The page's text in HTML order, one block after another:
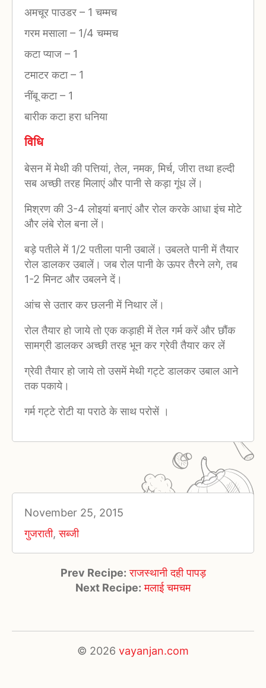
अमचूर पाउडर – 1 चम्मच
गरम मसाला– 1/4 चम्मच
कटा प्याज – 1
टमाटर कटा– 1
नींबू कटा– 1
बारीक कटा हरा धनिया
विधि
बेसन में मेथी की पत्तियां, तेल, नमक, मिर्च, जीरा तथा हल्दी
सब अच्छी तरह मिलाएं और पानी से कड़ा गूंध लें।
मिश्रण की 3-4 लोइयां बनाएं और रोल करके आधा इंच मोटे
और लंबे रोल बना लें।
बड़े पतीले में 1/2 पतीला पानी उबालें। उबलते पानी में तैयार
रोल डालकर उबालें। जब रोल पानी के ऊपर तैरने लगे, तब
1-2 मिनट और उबलने दें।
आंच से उतार कर छलनी में निथार लें।
रोल तैयार हो जाये तो एक कड़ाही में तेल गर्म करें और छौंक
सामग्री डालकर अच्छी तरह भून कर ग्रेवी तैयार कर लें
ग्रेवी तैयार हो जाये तो उसमें मेथी गट्टे डालकर उबाल आने
तक पकाये।
गर्म गट्टे रोटी या पराठे के साथ परोसें ।
November 25, 2015
गुजराती,सब्जी
Prev Recipe: राजस्थानी दही पापड़
Next Recipe: मलाई चमचम
© 2026 vayanjan.com